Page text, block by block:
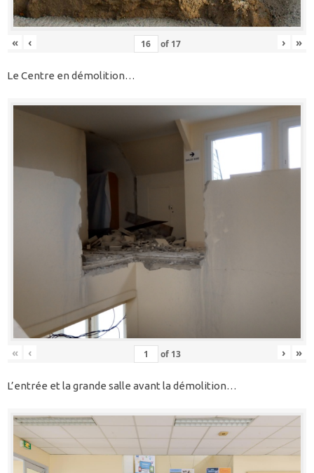
« ‹ of 17 › »
Le Centre en démolition…
« ‹ of 13 › »
L’entrée et la grande salle avant la démolition…